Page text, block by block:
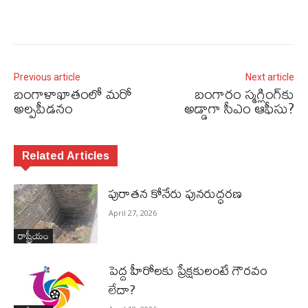
Previous article
బంగాళాఖాతంలో మరో
అల్పపీడనం
Next article
బంగారం స్మగ్లింగ్‌కు
అడ్డాగా సీఎం ఆఫీసు?
Related Articles
రాష్ట్రీయం
పురాత‌న కోనేరు పున‌రుద్ధ‌ర‌ణ
April 27, 2026
పెద్ద హీరోల‌కు ప్రేక్ష‌కులంటే గౌర‌వం
లేదా?